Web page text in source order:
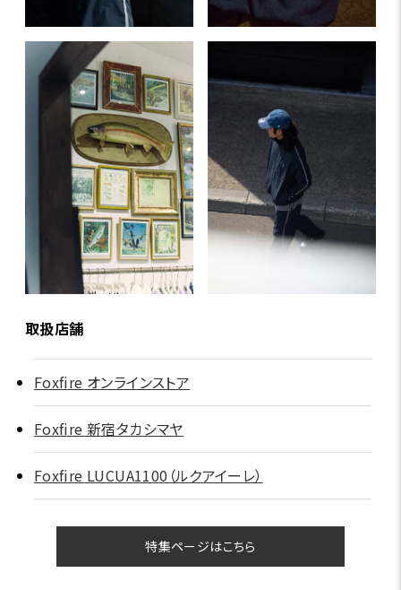
取扱店舗
Foxfire オンラインストア
Foxfire 新宿タカシマヤ
Foxfire LUCUA1100（ルクアイーレ）
特集ページはこちら